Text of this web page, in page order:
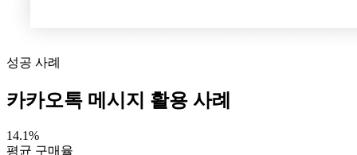
성공 사례
카카오톡 메시지 활용 사례
14.1%
평균 구매율